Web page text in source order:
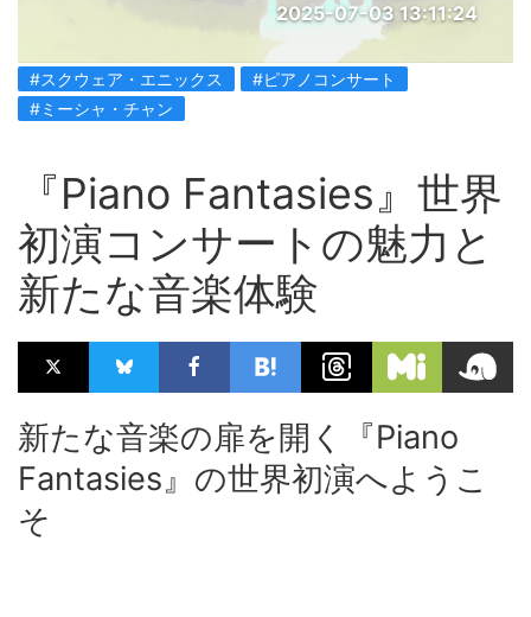
2025-07-03 13:11:24
#スクウェア・エニックス
#ピアノコンサート
#ミーシャ・チャン
『Piano Fantasies』世界
初演コンサートの魅力と
新たな音楽体験
新たな音楽の扉を開く『Piano
Fantasies』の世界初演へようこ
そ